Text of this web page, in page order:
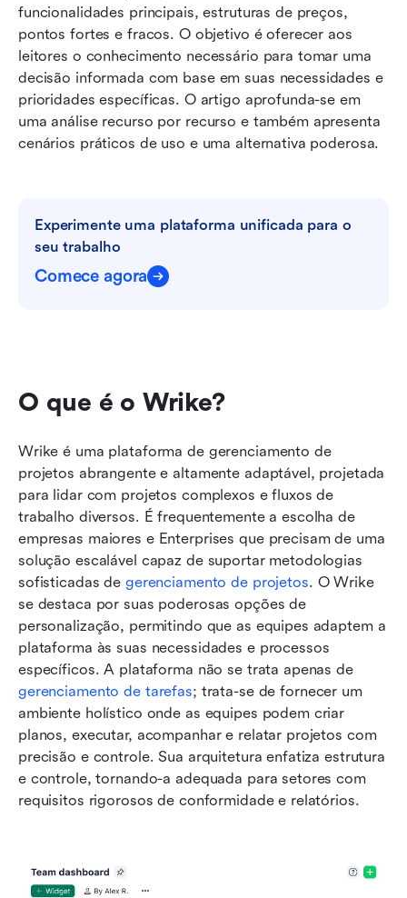
funcionalidades principais, estruturas de preços,
pontos fortes e fracos. O objetivo é oferecer aos
leitores o conhecimento necessário para tomar uma
decisão informada com base em suas necessidades e
prioridades específicas. O artigo aprofunda-se em
uma análise recurso por recurso e também apresenta
cenários práticos de uso e uma alternativa poderosa.
Experimente uma plataforma unificada para o
seu trabalho
Comece agora
O que é o Wrike?
Wrike é uma plataforma de gerenciamento de
projetos abrangente e altamente adaptável, projetada
para lidar com projetos complexos e fluxos de
trabalho diversos. É frequentemente a escolha de
empresas maiores e Enterprises que precisam de uma
solução escalável capaz de suportar metodologias
sofisticadas de gerenciamento de projetos. O Wrike
se destaca por suas poderosas opções de
personalização, permitindo que as equipes adaptem a
plataforma às suas necessidades e processos
específicos. A plataforma não se trata apenas de
gerenciamento de tarefas; trata-se de fornecer um
ambiente holístico onde as equipes podem criar
planos, executar, acompanhar e relatar projetos com
precisão e controle. Sua arquitetura enfatiza estrutura
e controle, tornando-a adequada para setores com
requisitos rigorosos de conformidade e relatórios.
Qual ferramenta é adequada para você?
Conclusão
Perguntas frequentes
Leitura relacionada